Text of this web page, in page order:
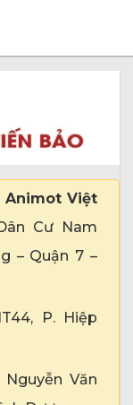
Animot Việt
Cư Nam
– Quận 7 –
P. Hiệp
Văn